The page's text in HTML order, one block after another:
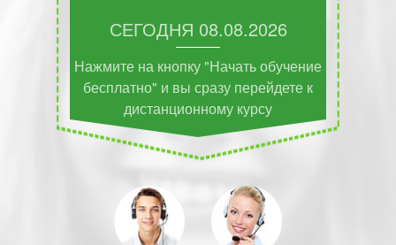
СЕГОДНЯ 08.08.2026
Нажмите на кнопку "Начать обучение
бесплатно" и вы сразу перейдете к
дистанционному курсу